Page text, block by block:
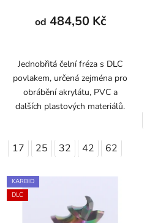
od 484,50 Kč
Jednobřitá čelní fréza s DLC
povlakem, určená zejména pro
obrábění akrylátu, PVC a
dalších plastových materiálů.
17 25 32 42 62
KARBID
DLC